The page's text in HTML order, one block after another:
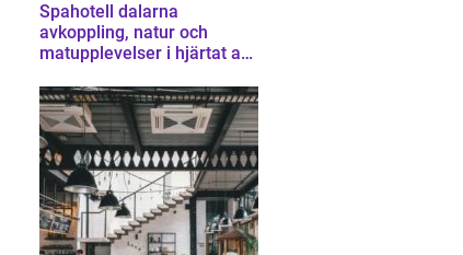
Spahotell dalarna
avkoppling, natur och
matupplevelser i hjärtat av